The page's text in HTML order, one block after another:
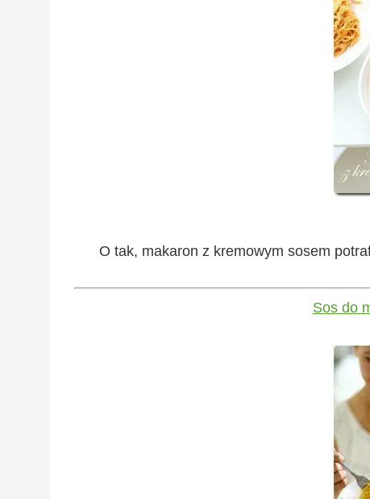
O tak, makaron z kremowym sosem
Sos do